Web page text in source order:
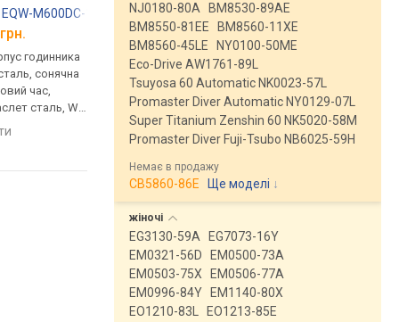
M600DC-1A
годинника
сонячна
час,
сталь, WR
Casio Edifice EQB-1000XDC-1A
від 27 850 грн.
кварцові, корпус годинника
батарея, світовий час,
Bluetooth, ремінець: браслет
сталь, WR 100, Японія
порівняти
Citizen PCAT
від 27 093 грн.
батарея, світовий
ремінець: браслет
200, Японія
порівняти
NJ0180-80A
BM8530-89AE
BM8550-81EE
BM8560-11XE
BM8560-45LE
NY0100-50ME
Eco-Drive AW1761-89L
Tsuyosa 60 Automatic NK0023-57L
Promaster Diver Automatic NY0129-07L
Super Titanium Zenshin 60 NK5020-58M
Promaster Diver Fuji-Tsubo NB6025-59H
Немає в продажу
CB5860-86E Ще моделі ↓
жіночі
EG3130-59A
EG7073-16Y
EM0321-56D
EM0500-73A
EM0503-75X
EM0506-77A
EM0996-84Y
EM1140-80X
EO1210-83L
EO1213-85E